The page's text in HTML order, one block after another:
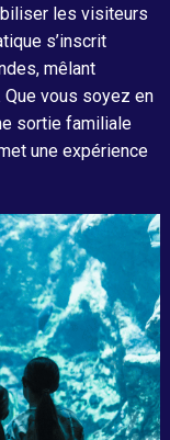
les visiteurs
s’inscrit
mêlant
vous soyez en
sortie familiale
une expérience